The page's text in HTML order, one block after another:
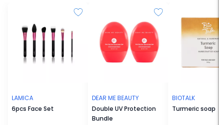
LAMICA
6pcs Face Set
DEAR ME BEAUTY
Double UV Protection
Bundle
BIOTALK
Turmeric soap